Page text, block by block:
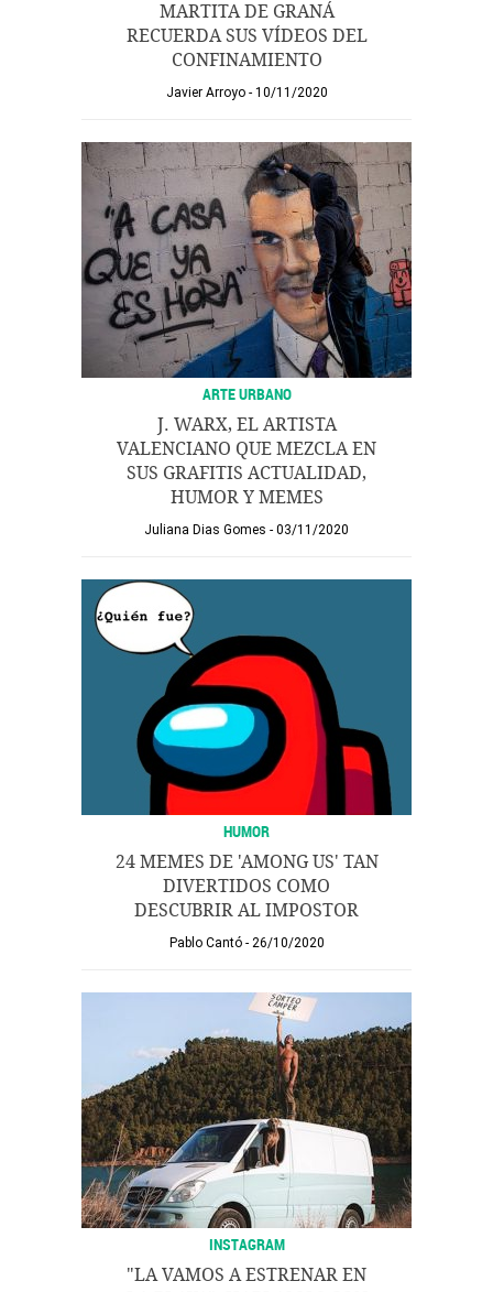
MARTITA DE GRANÁ
RECUERDA SUS VÍDEOS DEL
CONFINAMIENTO
Javier Arroyo 10/11/2020
ARTE URBANO
J. WARX, EL ARTISTA
VALENCIANO QUE MEZCLA EN
SUS GRAFITIS ACTUALIDAD,
HUMOR Y MEMES
Juliana Dias Gomes 03/11/2020
HUMOR
24 MEMES DE 'AMONG US' TAN
DIVERTIDOS COMO
DESCUBRIR AL IMPOSTOR
Pablo Cantó 26/10/2020
INSTAGRAM
"LA VAMOS A ESTRENAR EN